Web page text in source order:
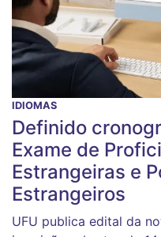
IDIOMAS
Definido
Exame de
Estrangeiras e
Estrangeiros
UFU publica edital da